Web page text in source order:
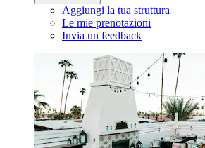
Aggiungi la tua struttura
Le mie prenotazioni
Invia un feedback